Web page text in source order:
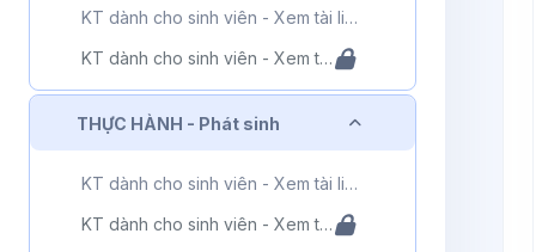
KT dành cho sinh viên - Xem tài liệu - Phần 2
KT dành cho sinh viên - Xem tài liệu - Phần 3
THỰC HÀNH - Phát sinh Rút gọn
KT dành cho sinh viên - Xem tài liệu - Phần 4
KT dành cho sinh viên - Xem tài liệu - Phần 5